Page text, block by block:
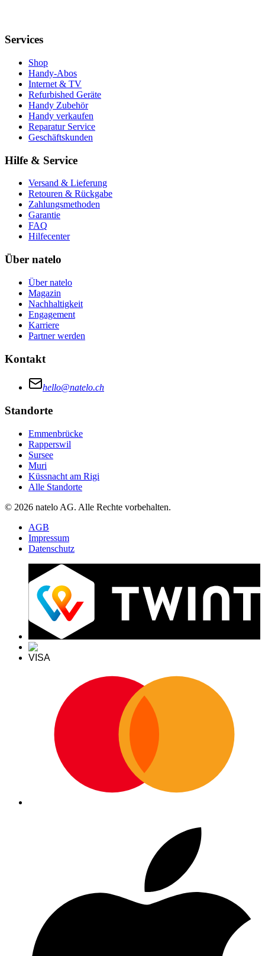
Services
Shop
Handy-Abos
Internet & TV
Refurbished Geräte
Handy Zubehör
Handy verkaufen
Reparatur Service
Geschäftskunden
Hilfe & Service
Versand & Lieferung
Retouren & Rückgabe
Zahlungsmethoden
Garantie
FAQ
Hilfecenter
Über natelo
Über natelo
Magazin
Nachhaltigkeit
Engagement
Karriere
Partner werden
Kontakt
hello@natelo.ch
Standorte
Emmenbrücke
Rapperswil
Sursee
Muri
Küssnacht am Rigi
Alle Standorte
© 2026 natelo AG. Alle Rechte vorbehalten.
AGB
Impressum
Datenschutz
VISA